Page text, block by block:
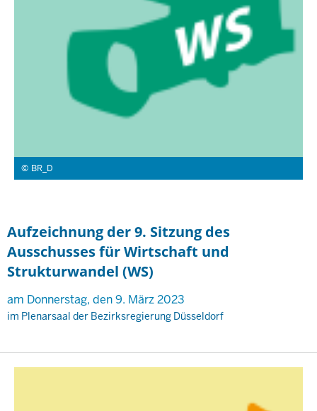
BR_D
Aufzeichnung der 9. Sitzung des
Ausschusses für Wirtschaft und
Strukturwandel (WS)
am Donnerstag, den 9. März 2023
im Plenarsaal der Bezirksregierung Düsseldorf